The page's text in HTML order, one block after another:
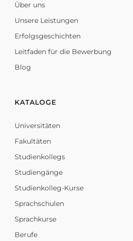
Über uns
Unsere Leistungen
Erfolgsgeschichten
Leitfaden für die Bewerbung
Blog
KATALOGE
Universitäten
Fakultäten
Studienkollegs
Studiengänge
Studienkolleg-Kurse
Sprachschulen
Sprachkurse
Berufe